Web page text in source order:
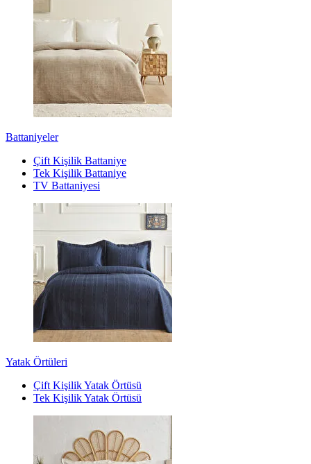
Battaniyeler
Çift Kişilik Battaniye
Tek Kişilik Battaniye
TV Battaniyesi
Yatak Örtüleri
Çift Kişilik Yatak Örtüsü
Tek Kişilik Yatak Örtüsü